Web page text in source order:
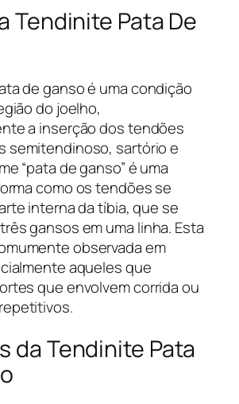
Tendinite Pata De
de ganso é uma condição
do joelho,
a inserção dos tendões
semitendinoso, sartório e
“pata de ganso” é uma
como os tendões se
interna da tíbia, que se
gansos em uma linha. Esta
observada em
aqueles que
que envolvem corrida ou
da Tendinite Pata